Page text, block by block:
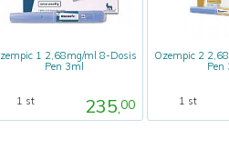
1 2,68mg/ml 8-Dosis
Pen 3ml
1 st 235 00
Ozempic 2
Pen
1 st